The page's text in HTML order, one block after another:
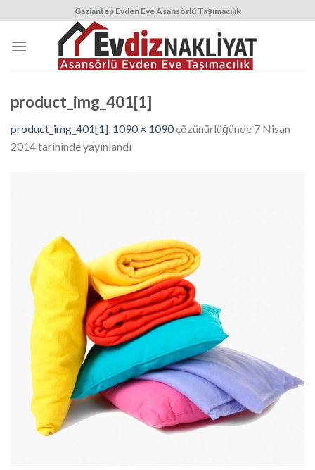
content
Gaziantep Evden Eve Asansörlü Taşımacılık
product_img_401[1]
product_img_401[1], 1090 × 1090çözünürlüğünde 7 Nisan
2014tarihinde yayınlandı